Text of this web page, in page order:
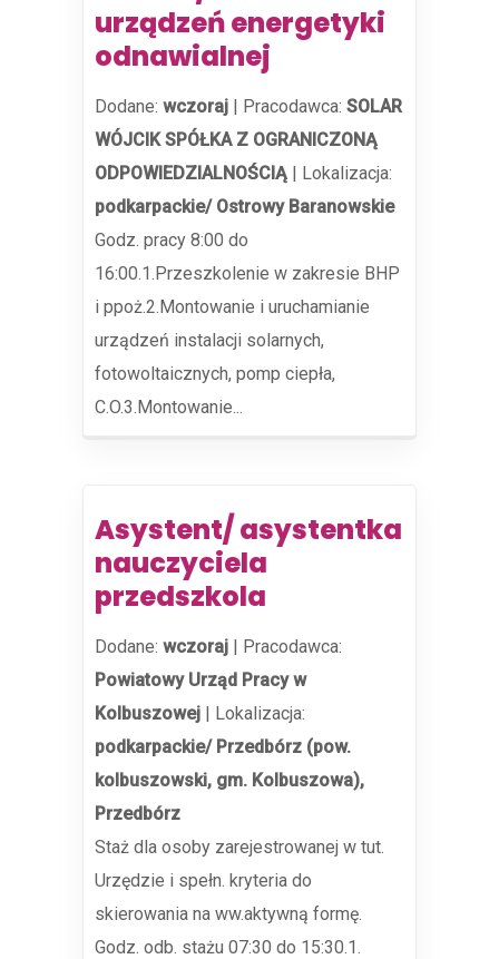
urządzeń energetyki
odnawialnej
Dodane: wczoraj | Pracodawca: SOLAR
WÓJCIK SPÓŁKA Z OGRANICZONĄ
ODPOWIEDZIALNOŚCIĄ | Lokalizacja:
podkarpackie/ Ostrowy Baranowskie
Godz. pracy 8:00 do
16:00.1.Przeszkolenie w zakresie BHP
i ppoż.2.Montowanie i uruchamianie
urządzeń instalacji solarnych,
fotowoltaicznych, pomp ciepła,
C.O.3.Montowanie...
Asystent/ asystentka
nauczyciela
przedszkola
Dodane: wczoraj | Pracodawca:
Powiatowy Urząd Pracy w
Kolbuszowej | Lokalizacja:
podkarpackie/ Przedbórz (pow.
kolbuszowski, gm. Kolbuszowa),
Przedbórz
Staż dla osoby zarejestrowanej w tut.
Urzędzie i spełn. kryteria do
skierowania na ww.aktywną formę.
Godz. odb. stażu 07:30 do 15:30.1.